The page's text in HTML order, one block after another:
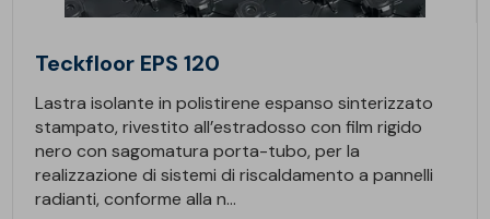
Teckfloor EPS 120
Lastra isolante in polistirene espanso sinterizzato
stampato, rivestito all’estradosso con film rigido
nero con sagomatura porta-tubo, per la
realizzazione di sistemi di riscaldamento a pannelli
radianti, conforme alla n...